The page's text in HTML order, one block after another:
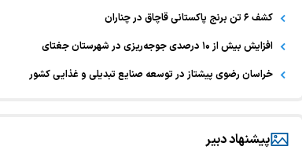
کشف ۶ تن برنج پاکستانی قاچاق در چناران
افزایش بیش از ۱۰ درصدی جوجه‌ریزی در شهرستان جغتای
خراسان رضوی پیشتاز در توسعه صنایع تبدیلی و غذایی کشور
پیشنهاد دبیر